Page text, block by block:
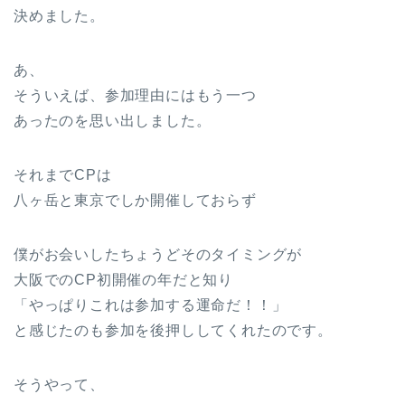
決めました。
あ、
そういえば、参加理由にはもう一つ
あったのを思い出しました。
それまでCPは
八ヶ岳と東京でしか開催しておらず
僕がお会いしたちょうどそのタイミングが
大阪でのCP初開催の年だと知り
「やっぱりこれは参加する運命だ！！」
と感じたのも参加を後押ししてくれたのです。
そうやって、